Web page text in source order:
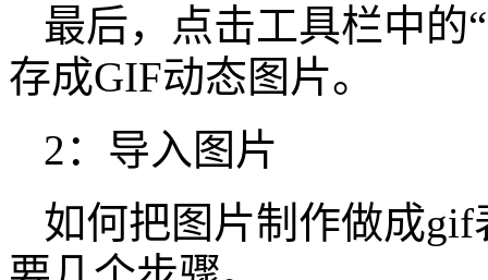
最后，点击工具栏中的
存成GIF动态图片。
2：导入图片
如何把图片制作做成